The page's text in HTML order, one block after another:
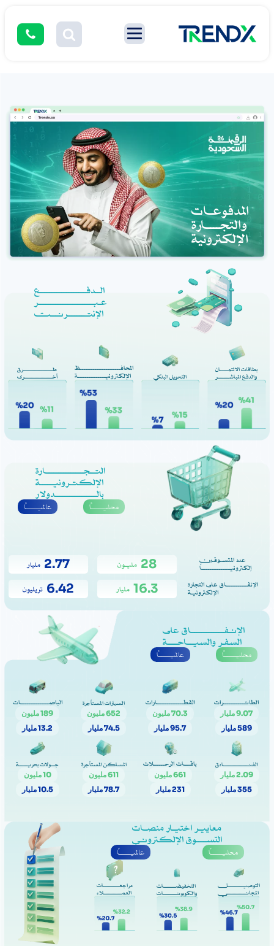
المدفوعـات
والتجــــارة
الإلكترونية
الــدفـــــــــــــــــــع
عـبــــــــــــــــــــــر
الإنتــــــــرنــــت
بطاقات الائتمـــــان
والدفع المباشـــــــــر التحويل البنكي
المحافــــــــــــــــــــــظ
الإلكترونيـــــــــــــــة
طــــــــــــــــــــــــرق
أخـــــــــــــــــــــــرى
التــجـــــــــــــــارة
الإلكـتـرونيـــــة
بالـــــــــــــــــدولار
محليــــــاً عالميــــــاً
عدد المتسـوقــين
إلكترونيـــــــــــــــًا 28 مليـون 2.77 مليار
الإنفـــــــــــاق على التجارة
الإلكترونيـة 16.3 مليار 6.42 تريليون
الإنـفـــــــــــــاق على
السفـر والسيــاحــــة
محليــــــاً عالميــــــاً
الطائــــــــــــرات
9.07 مليار
589 مليار
القطــــــــــــــارات
70.3 مليون
95.7 مليار
السيارات المستأجرة
652 مليون
74.5 مليار
الباصـــــــــــــــات
189 مليون
13.2 مليار
الفنـــــــــــــــــــادق
2.09 مليار
355 مليار
باقـــات الرحــــــلات
661 مليون
231 مليار
المساكـن المستأجرة
611 مليون
78.7 مليار
جـــولات بحريـــــــة
10 مليون
10.5 مليار
معاييـر اختيـار منصـات
التســــوق الإلكـترونـي
محليــــــاً عالميــــــاً
التوصيـــــــــــــل
المجانــــــــــــــــي
التخفيضـــــــــات
والكوبونــــــــــات
مراجعــــــــــــات
العمـــــــــــــــلاء